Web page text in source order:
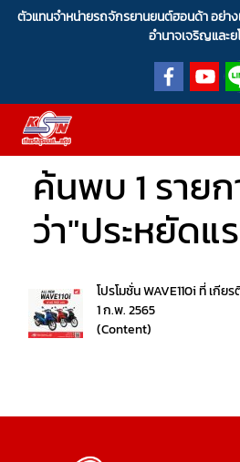
ตัวแทนจำหน่ายรถจักรยานยนต์ฮอนด้า อย่าง
อำนาจเจริญและย
ค้นพบ 1 ราย
ว่า"ประหยัดแ
โปรโมชั่น WAVE110i ที่ เกีย
1 ก.พ. 2565
(Content)